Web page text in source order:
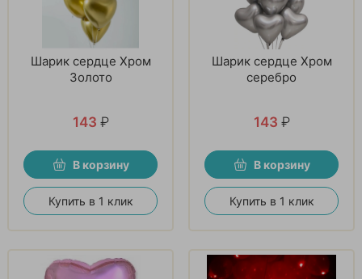
Шарик сердце Хром
Золото
143 ₽
В корзину
Купить в 1 клик
Шарик сердце Хром
серебро
143 ₽
В корзину
Купить в 1 клик